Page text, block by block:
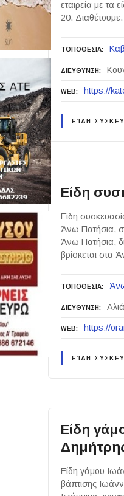
εταιρεία με τα
20.
ΤΟΠΟΘΕΣΙΑ
ΔΙΕΥΘΥΝΣΗ
WEB https://
ΕΊΔΗ
Είδη
Είδη
Άνω Πατήσια,
Άνω Πατήσια,
βρίσκεται στα
ΤΟΠΟΘΕΣΙΑ
ΔΙΕΥΘΥΝΣΗ
WEB https://
ΕΊΔΗ
Είδη
Είδη γάμου
βάπτισης